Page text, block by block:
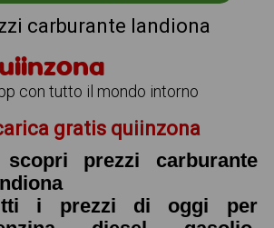
carburante landiona
con tutto il mondo intorno
gratis quiinzona
prezzi carburante
i prezzi di oggi per